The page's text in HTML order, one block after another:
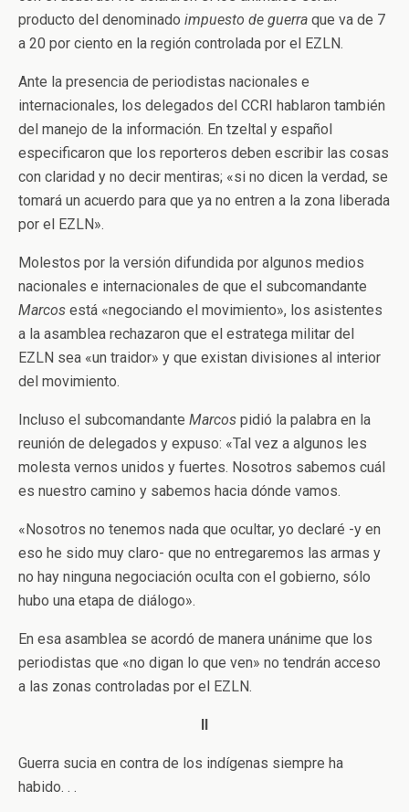
producto del denominado impuesto de guerra que va de 7
a 20 por ciento en la región controlada por el EZLN.
Ante la presencia de periodistas nacionales e
internacionales, los delegados del CCRI hablaron también
del manejo de la información. En tzeltal y español
especificaron que los reporteros deben escribir las cosas
con claridad y no decir mentiras; «si no dicen la verdad, se
tomará un acuerdo para que ya no entren a la zona liberada
por el EZLN».
Molestos por la versión difundida por algunos medios
nacionales e internacionales de que el subcomandante
Marcos está «negociando el movimiento», los asistentes
a la asamblea rechazaron que el estratega militar del
EZLN sea «un traidor» y que existan divisiones al interior
del movimiento.
Incluso el subcomandante Marcos pidió la palabra en la
reunión de delegados y expuso: «Tal vez a algunos les
molesta vernos unidos y fuertes. Nosotros sabemos cuál
es nuestro camino y sabemos hacia dónde vamos.
«Nosotros no tenemos nada que ocultar, yo declaré -y en
eso he sido muy claro- que no entregaremos las armas y
no hay ninguna negociación oculta con el gobierno, sólo
hubo una etapa de diálogo».
En esa asamblea se acordó de manera unánime que los
periodistas que «no digan lo que ven» no tendrán acceso
a las zonas controladas por el EZLN.
II
Guerra sucia en contra de los indígenas siempre ha
habido. . .